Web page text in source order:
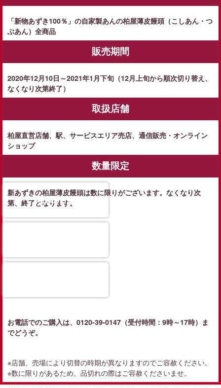
「新物あずき100％」の自家製あんの柏屋薄皮饅頭（こしあん・つ
ぶあん）全商品
販売期間
2020年12月10日～2021年1月下旬（12月上旬から順次切り替え、
なくなり次第終了）
取扱店舗
柏屋直営店舗、駅、サービスエリア売店、通信販売・オンライン
ショップ
数量限定
新あずきの柏屋薄皮饅頭は数に限りがございます。なくなり次
第、終了となります。
柏屋のお店
お電話でのご購入は、0120-39-0147（受付時間：9時～17時）ま
でどうぞ。
※店舗、売場により切替の時期が異なりますのでご容赦ください。
※数に限りがあるため、品切れの際はご容赦くださいませ。